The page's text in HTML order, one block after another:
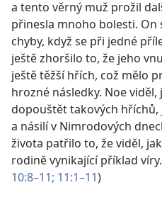
a tento věrný muž prožil
přinesla mnoho bolesti. On
chyby, když se při jedné
ještě zhoršilo to, že jeho
ještě těžší hřích, což mělo
hrozné následky. Noe
dopouštět takových
a násilí v Nimrodových
života patřilo to, že viděl,
rodině vynikající příklad
10:8–11; 11:1–11)